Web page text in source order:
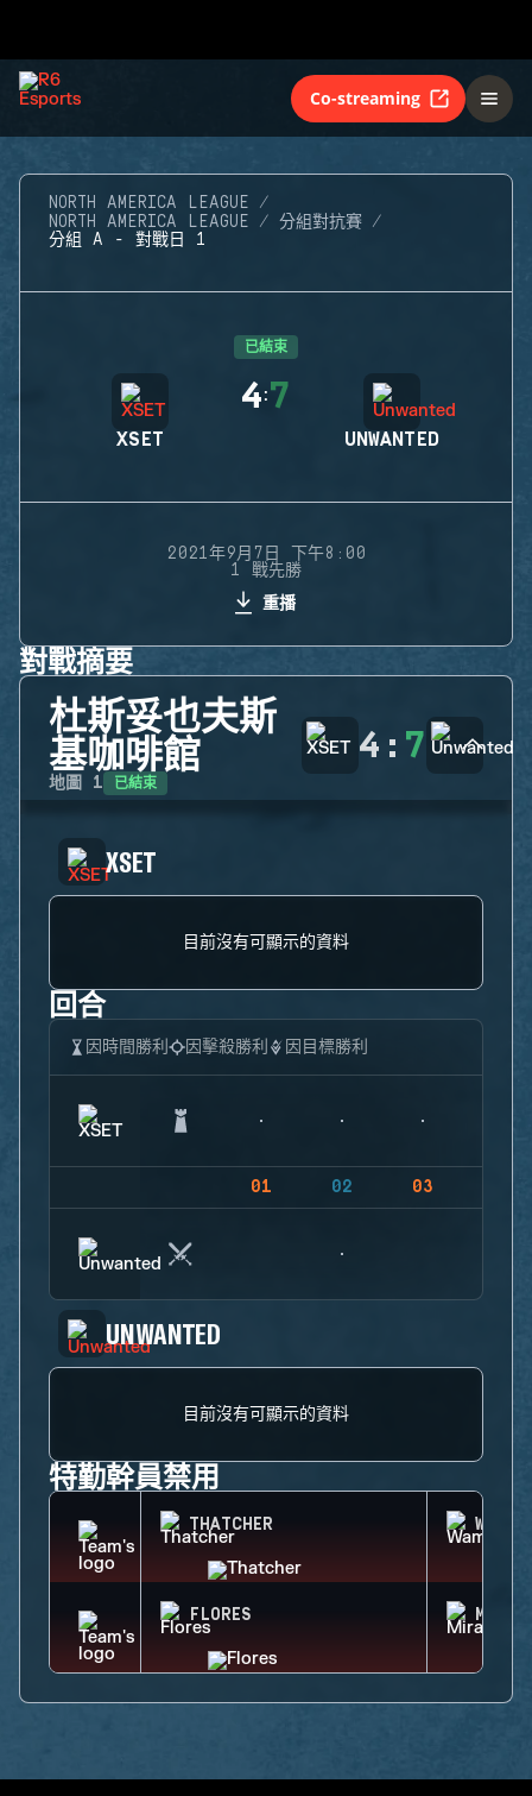
Co-streaming
NORTH AMERICA LEAGUE
NORTH AMERICA LEAGUE
分組對抗賽
分組 A - 對戰日 1
已結束
XSET
4:7
UNWANTED
2021年9月7日 下午8:00
1 戰先勝
重播
對戰摘要
杜斯妥也夫斯
基咖啡館
地圖 1 已結束
4 : 7
XSET
目前沒有可顯示的資料
回合
因時間勝利 因擊殺勝利 因目標勝利
01 02 03
UNWANTED
目前沒有可顯示的資料
特勤幹員禁用
THATCHER WAMAI
FLORES MIRA